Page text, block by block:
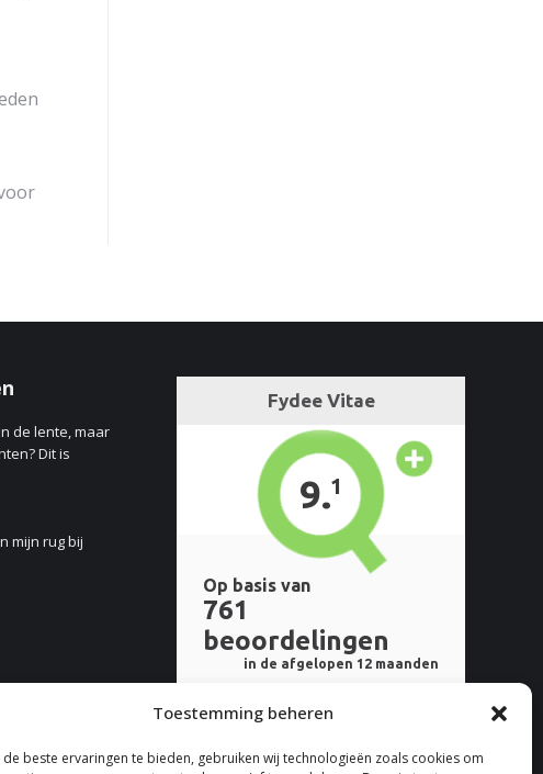
Toestemming beheren
de beste ervaringen te bieden, gebruiken wij technologieën zoals cookies om
de lente, maar
Dit is
mijn rug bij